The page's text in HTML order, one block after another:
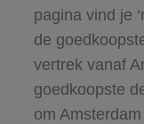
pagina vind je
de
vertrek vanaf
goedkoopste
om